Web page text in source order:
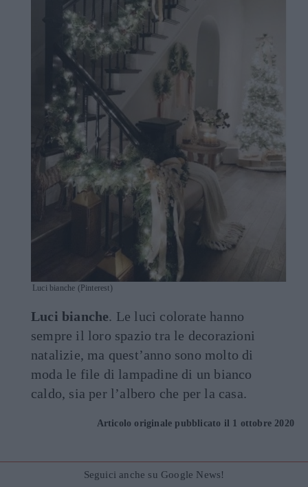
Luci bianche (Pinterest)
Luci bianche. Le luci colorate hanno
sempre il loro spazio tra le decorazioni
natalizie, ma quest’anno sono molto di
moda le file di lampadine di un bianco
caldo, sia per l’albero che per la casa.
Articolo originale pubblicato il 1 ottobre 2020
Seguici anche su Google News!